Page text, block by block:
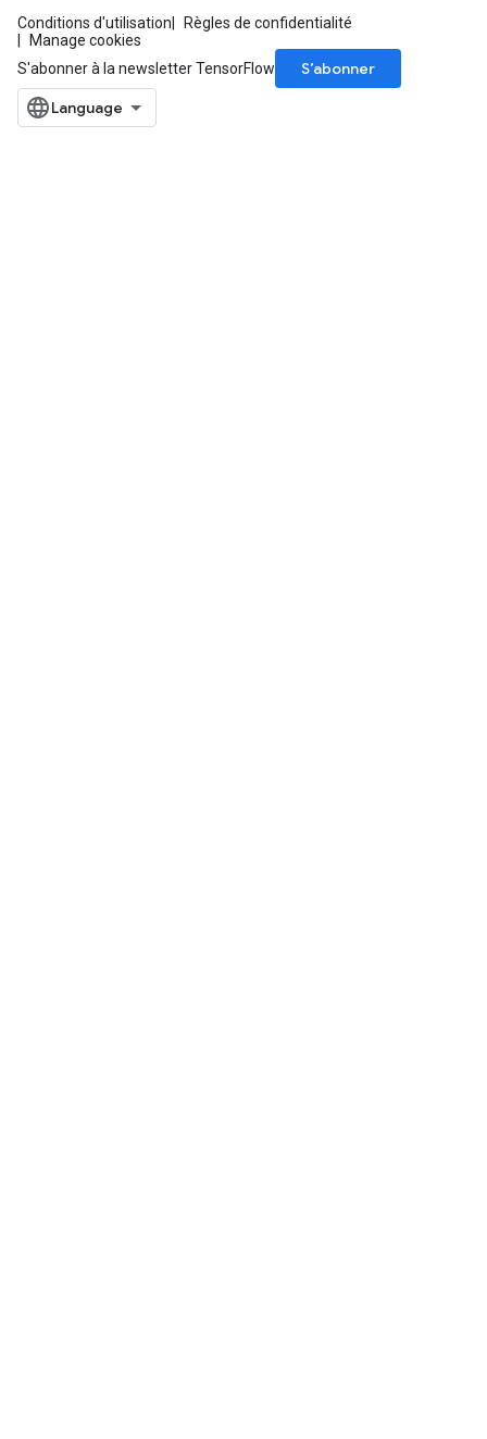
Conditions d'utilisation
Règles de confidentialité
Manage cookies
S'abonner à la newsletter TensorFlow
S’abonner